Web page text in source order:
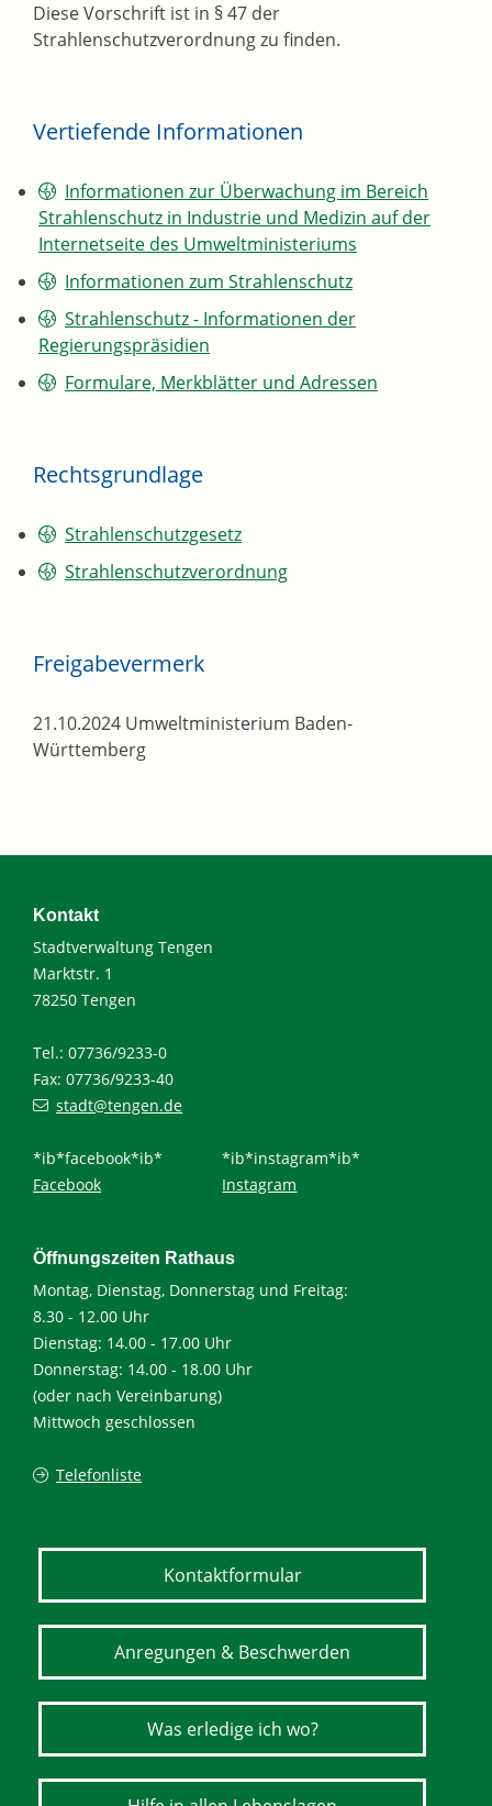
Diese Vorschrift ist in § 47 der
Strahlenschutzverordnung zu finden.
Vertiefende Informationen
Informationen zur Überwachung im Bereich
Strahlenschutz in Industrie und Medizin auf der
Internetseite des Umweltministeriums
Informationen zum Strahlenschutz
Strahlenschutz - Informationen der
Regierungspräsidien
Formulare, Merkblätter und Adressen
Rechtsgrundlage
Strahlenschutzgesetz
Strahlenschutzverordnung
Freigabevermerk
21.10.2024 Umweltministerium Baden-
Württemberg
Kontakt
Stadtverwaltung Tengen
Marktstr. 1
78250 Tengen
Tel.: 07736/9233-0
Fax: 07736/9233-40
stadt@tengen.de
*ib*facebook*ib*
Facebook
*ib*instagram*ib*
Instagram
Öffnungszeiten Rathaus
Montag, Dienstag, Donnerstag und Freitag:
8.30 - 12.00 Uhr
Dienstag: 14.00 - 17.00 Uhr
Donnerstag: 14.00 - 18.00 Uhr
(oder nach Vereinbarung)
Mittwoch geschlossen
Telefonliste
Kontaktformular
Anregungen & Beschwerden
Was erledige ich wo?